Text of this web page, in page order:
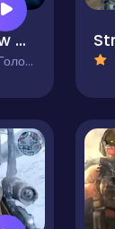
Shadow Soldier Revenge of the Ruins